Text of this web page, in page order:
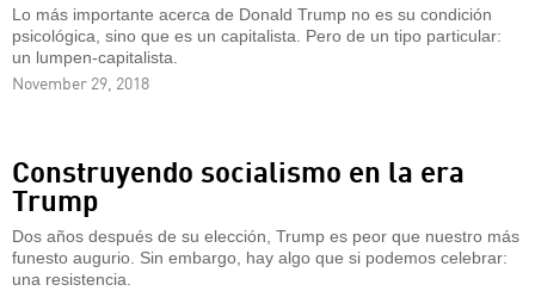
Lo más importante acerca de Donald Trump no es su condición
psicológica, sino que es un capitalista. Pero de un tipo particular:
un lumpen-capitalista.
November 29, 2018
Construyendo socialismo en la era
Trump
Dos años después de su elección, Trump es peor que nuestro más
funesto augurio. Sin embargo, hay algo que si podemos celebrar:
una resistencia.